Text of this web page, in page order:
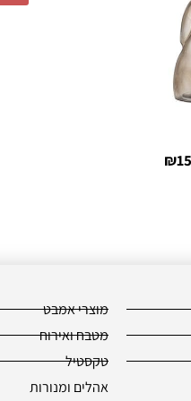
₪
מוצרי אמבט
מטבח ואירוח
טקסטיל
אהלים ומנורות